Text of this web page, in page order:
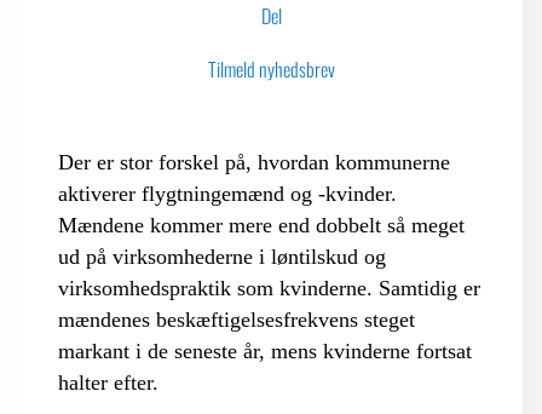
Del
Tilmeld nyhedsbrev
Der er stor forskel på, hvordan kommunerne
aktiverer flygtningemænd og -kvinder.
Mændene kommer mere end dobbelt så meget
ud på virksomhederne i løntilskud og
virksomhedspraktik som kvinderne. Samtidig er
mændenes beskæftigelsesfrekvens steget
markant i de seneste år, mens kvinderne fortsat
halter efter.